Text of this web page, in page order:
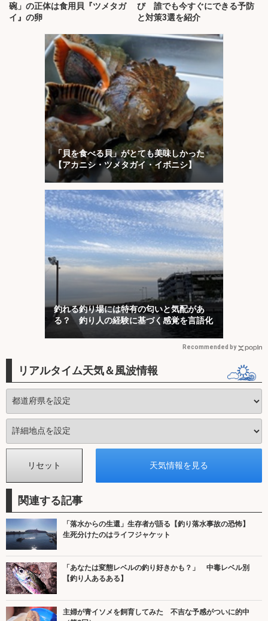
碗」の正体は食用貝『ツメタガ
イ』の卵
び 誰でも今すぐにできる予防
と対策3選を紹介
「貝を食べる貝」がとても美味しかった
【アカニシ・ツメタガイ・イボニシ】
釣れる釣り場には特有の匂いと気配があ
る？ 釣り人の経験に基づく感覚を言語化
Recommended by
リアルタイム天気＆風波情報
関連する記事
「落水からの生還」生存者が語る【釣り落水事故の恐怖】
生死分けたのはライフジャケット
「あなたは変態レベルの釣り好きかも？」 中毒レベル別
【釣り人あるある】
主婦が青イソメを飼育してみた 不吉な予感がついに的中